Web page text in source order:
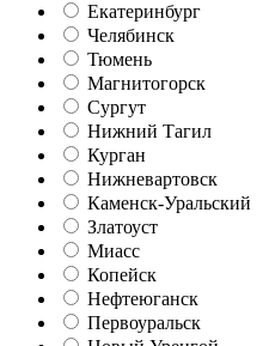
Екатеринбург
Челябинск
Тюмень
Магнитогорск
Сургут
Нижний Тагил
Курган
Нижневартовск
Каменск-Уральский
Златоуст
Миасс
Копейск
Нефтеюганск
Первоуральск